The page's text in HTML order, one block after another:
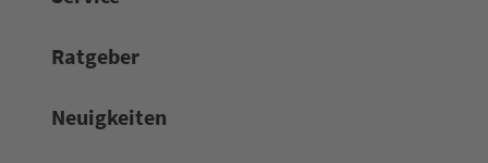
Rat­ge­ber
Neuigkeiten